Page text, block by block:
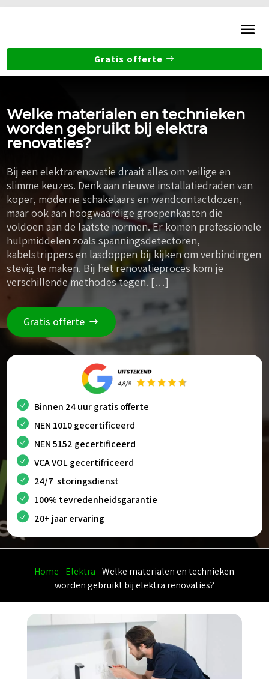
Gratis offerte
Welke materialen en technieken
worden gebruikt bij elektra
renovaties?
Bij een elektrarenovatie draait alles om veilige en
slimme keuzes. Denk aan nieuwe installatiedraden van
koper, moderne schakelaars en wandcontactdozen,
maar ook aan hoogwaardige groepenkasten die
voldoen aan de laatste normen. Er komen professionele
hulpmiddelen zoals spanningsdetectoren,
kabelstrippers en lasdoppen bij kijken om verbindingen
stevig te maken. Bij het renovatieproces kom je
verschillende methodes tegen. […]
Gratis offerte
Binnen 24 uur gratis offerte
NEN 1010 gecertificeerd
NEN 5152 gecertificeerd
VCA VOL gecertifriceerd
24/7 storingsdienst
100% tevredenheidsgarantie
20+ jaar ervaring
Home-Elektra-Welke materialen en technieken
worden gebruikt bij elektra renovaties?